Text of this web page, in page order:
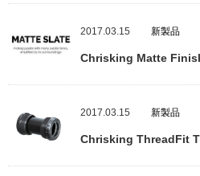
2017.03.15 新製品
Chrisking Matte
2017.03.15 新製品
Chrisking ThreadFit